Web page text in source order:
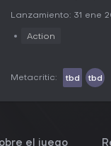
Lanzamiento: 31 ene
Action
Metacritic: tbd tbd
el juego